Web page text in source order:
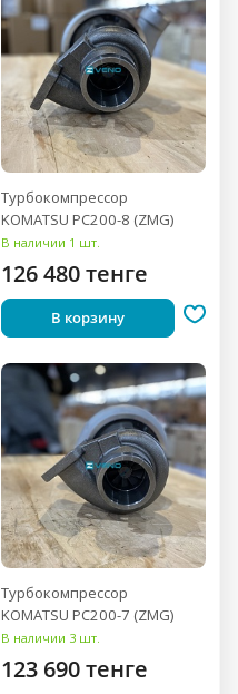
Турбокомпрессор
KOMATSU PC200-8 (ZMG)
В наличии 1 шт.
126 480 тенге
В корзину
Турбокомпрессор
KOMATSU PC200-7 (ZMG)
В наличии 3 шт.
123 690 тенге